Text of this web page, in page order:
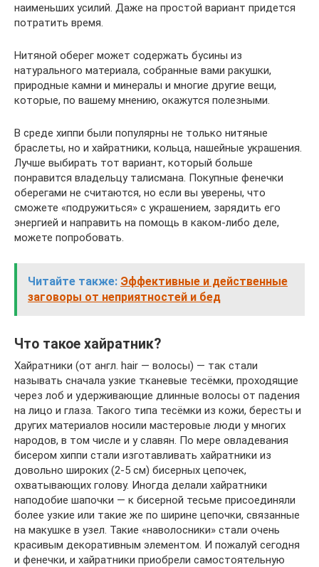
наименьших усилий. Даже на простой вариант придется
потратить время.
Нитяной оберег может содержать бусины из
натурального материала, собранные вами ракушки,
природные камни и минералы и многие другие вещи,
которые, по вашему мнению, окажутся полезными.
В среде хиппи были популярны не только нитяные
браслеты, но и хайратники, кольца, нашейные украшения.
Лучше выбирать тот вариант, который больше
понравится владельцу талисмана. Покупные фенечки
оберегами не считаются, но если вы уверены, что
сможете «подружиться» с украшением, зарядить его
энергией и направить на помощь в каком-либо деле,
можете попробовать.
Читайте также: Эффективные и действенные
заговоры от неприятностей и бед
Что такое хайратник?
Хайратники (от англ. hair — волосы) — так стали
называть сначала узкие тканевые тесёмки, проходящие
через лоб и удерживающие длинные волосы от падения
на лицо и глаза. Такого типа тесёмки из кожи, бересты и
других материалов носили мастеровые люди у многих
народов, в том числе и у славян. По мере овладевания
бисером хиппи стали изготавливать хайратники из
довольно широких (2-5 см) бисерных цепочек,
охватывающих голову. Иногда делали хайратники
наподобие шапочки — к бисерной тесьме присоединяли
более узкие или такие же по ширине цепочки, связанные
на макушке в узел. Такие «наволосники» стали очень
красивым декоративным элементом. И пожалуй сегодня
и фенечки, и хайратники приобрели самостоятельную